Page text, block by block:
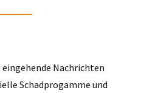
Nachrichten
Schadprogamme und